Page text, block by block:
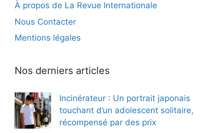
À propos de La Revue Internationale
Nous Contacter
Mentions légales
Nos derniers articles
Incinérateur : Un portrait japonais
touchant d’un adolescent solitaire,
récompensé par des prix